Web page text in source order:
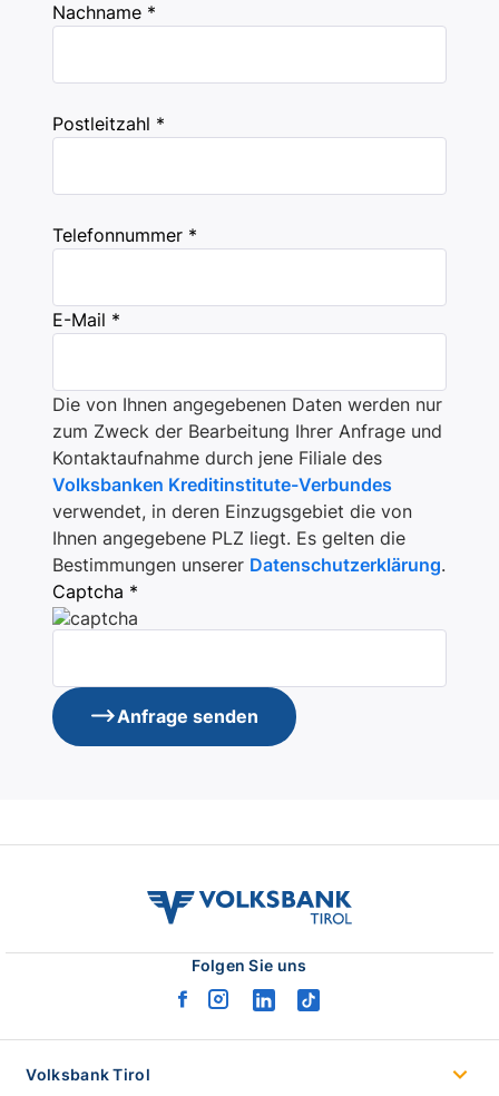
Nachname *
Postleitzahl *
Telefonnummer *
E-Mail *
Die von Ihnen angegebenen Daten werden nur
zum Zweck der Bearbeitung Ihrer Anfrage und
Kontaktaufnahme durch jene Filiale des
Volksbanken Kreditinstitute-Verbundes
verwendet, in deren Einzugsgebiet die von
Ihnen angegebene PLZ liegt. Es gelten die
Bestimmungen unserer Datenschutzerklärung.
Captcha *
Anfrage senden
volksbank
Folgen Sie uns
facebook
instagram
linkedintiktok
Volksbank Tirol